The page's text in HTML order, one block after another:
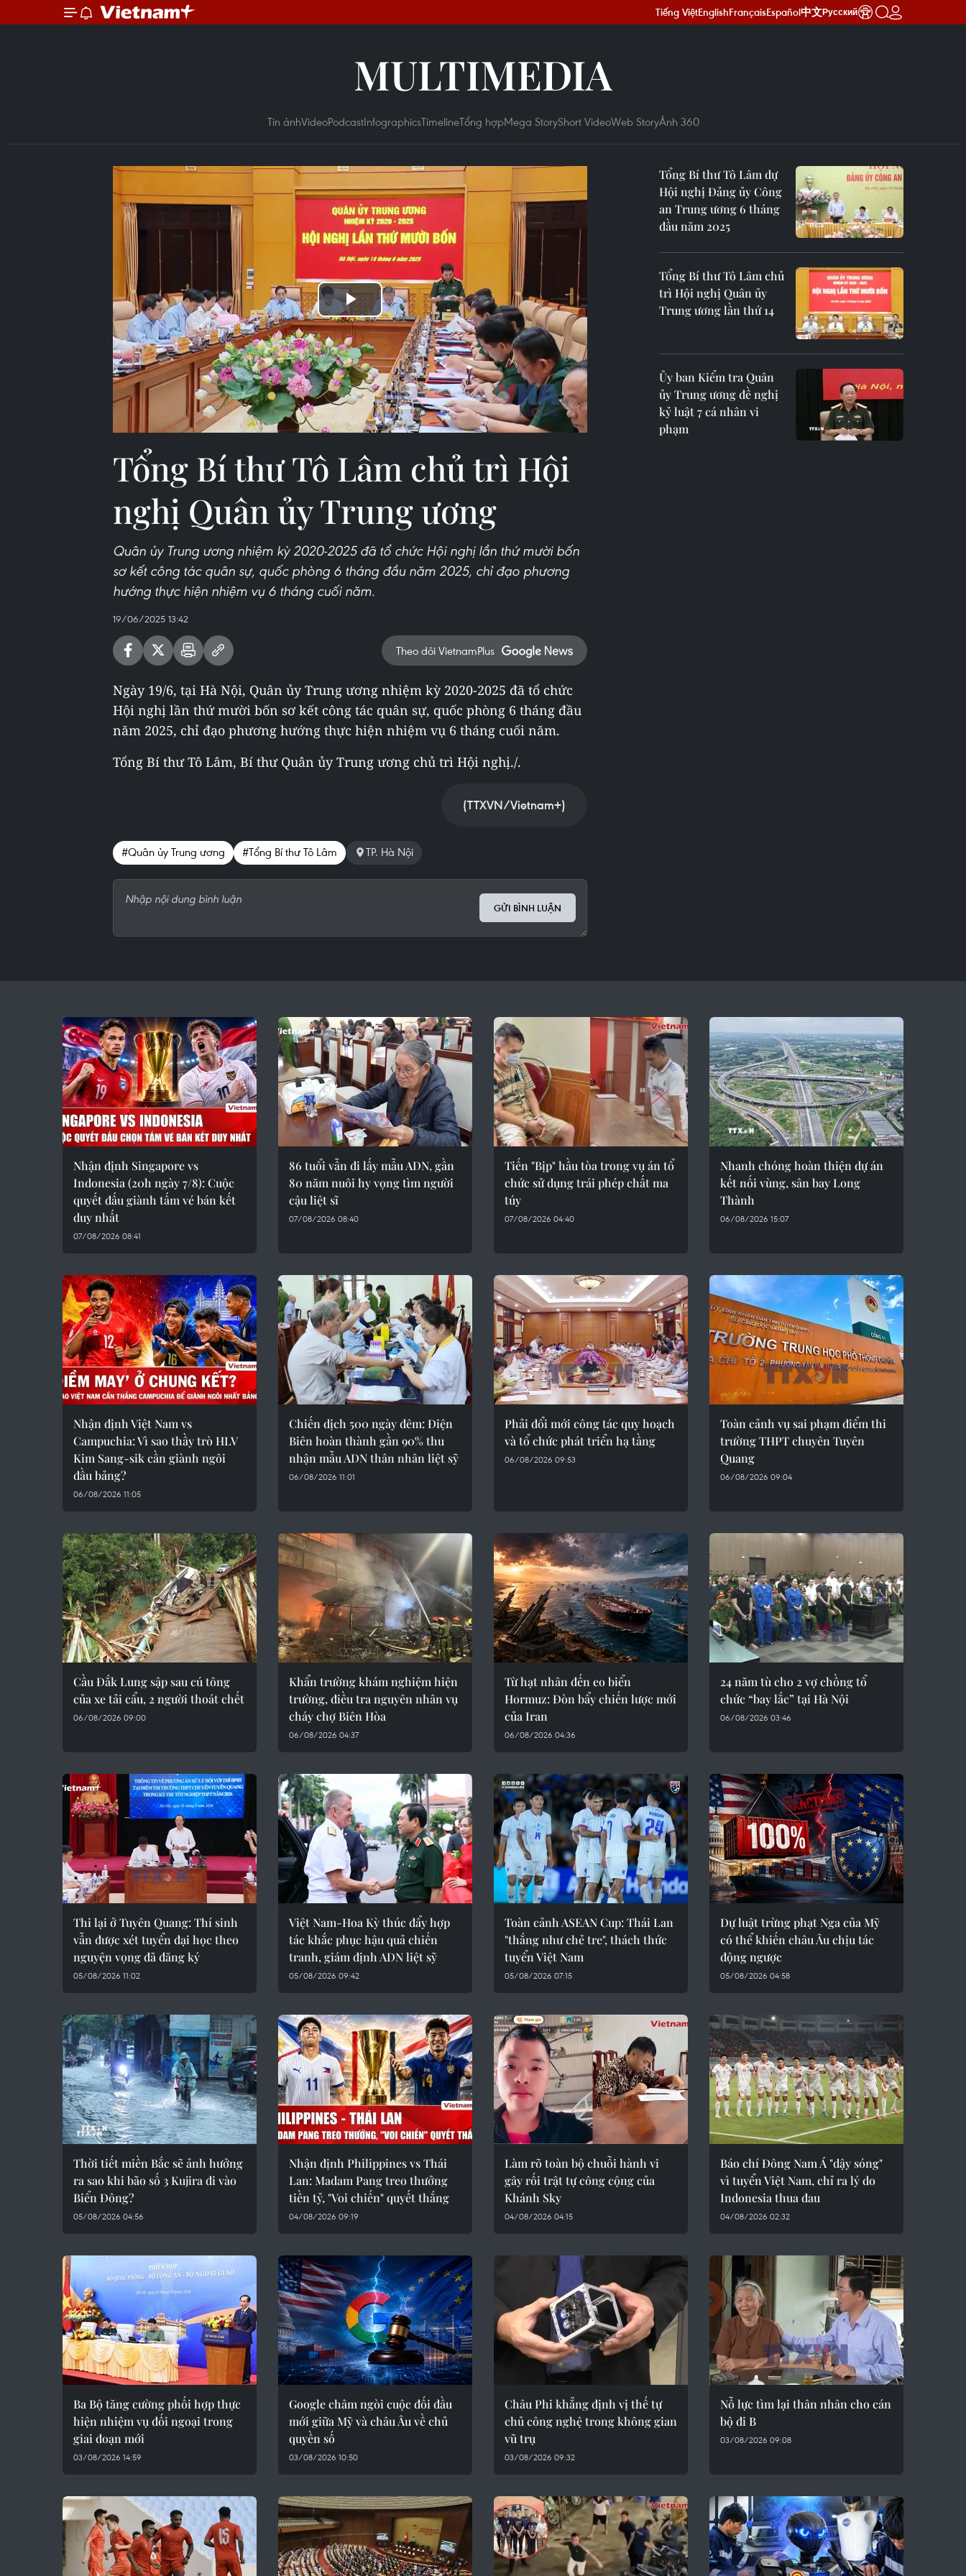
Tiếng ViệtEnglishFrançaisEspañol中文Русский
MULTIMEDIA
Tin ảnhVideoPodcastInfographicsTimelineTổng hợpMega StoryShort VideoWeb StoryẢnh 360
Play
Video
Tổng Bí thư Tô Lâm chủ trì Hội
nghị Quân ủy Trung ương
Quân ủy Trung ương nhiệm kỳ 2020-2025 đã tổ chức Hội nghị lần thứ mười bốn
sơ kết công tác quân sự, quốc phòng 6 tháng đầu năm 2025, chỉ đạo phương
hướng thực hiện nhiệm vụ 6 tháng cuối năm.
19/06/2025 13:42
Theo dõi VietnamPlus
Ngày 19/6, tại Hà Nội, Quân ủy Trung ương nhiệm kỳ 2020-2025 đã tổ chức
Hội nghị lần thứ mười bốn sơ kết công tác quân sự, quốc phòng 6 tháng đầu
năm 2025, chỉ đạo phương hướng thực hiện nhiệm vụ 6 tháng cuối năm.
Tổng Bí thư Tô Lâm, Bí thư Quân ủy Trung ương chủ trì Hội nghị./.
(TTXVN/Vietnam+)
#Quân ủy Trung ương #Tổng Bí thư Tô Lâm TP. Hà Nội
GỬI BÌNH LUẬN
Tổng Bí thư Tô Lâm dự
Hội nghị Đảng ủy Công
an Trung ương 6 tháng
đầu năm 2025
Tổng Bí thư Tô Lâm chủ
trì Hội nghị Quân ủy
Trung ương lần thứ 14
Ủy ban Kiểm tra Quân
ủy Trung ương đề nghị
kỷ luật 7 cá nhân vi
phạm
Nhận định Singapore vs
Indonesia (20h ngày 7/8): Cuộc
quyết đấu giành tấm vé bán kết
duy nhất
07/08/2026 08:41
86 tuổi vẫn đi lấy mẫu ADN, gần
80 năm nuôi hy vọng tìm người
cậu liệt sĩ
07/08/2026 08:40
Tiến "Bịp" hầu tòa trong vụ án tổ
chức sử dụng trái phép chất ma
túy
07/08/2026 04:40
Nhanh chóng hoàn thiện dự án
kết nối vùng, sân bay Long
Thành
06/08/2026 15:07
Nhận định Việt Nam vs
Campuchia: Vì sao thầy trò HLV
Kim Sang-sik cần giành ngôi
đầu bảng?
06/08/2026 11:05
Chiến dịch 500 ngày đêm: Điện
Biên hoàn thành gần 90% thu
nhận mẫu ADN thân nhân liệt sỹ
06/08/2026 11:01
Phải đổi mới công tác quy hoạch
và tổ chức phát triển hạ tầng
06/08/2026 09:53
Toàn cảnh vụ sai phạm điểm thi
trường THPT chuyên Tuyên
Quang
06/08/2026 09:04
Cầu Đắk Lung sập sau cú tông
của xe tải cẩu, 2 người thoát chết
06/08/2026 09:00
Khẩn trường khám nghiệm hiện
trường, điều tra nguyên nhân vụ
cháy chợ Biên Hòa
06/08/2026 04:37
Từ hạt nhân đến eo biển
Hormuz: Đòn bẩy chiến lược mới
của Iran
06/08/2026 04:36
24 năm tù cho 2 vợ chồng tổ
chức “bay lắc” tại Hà Nội
06/08/2026 03:46
Thi lại ở Tuyên Quang: Thí sinh
vẫn được xét tuyển đại học theo
nguyện vọng đã đăng ký
05/08/2026 11:02
Việt Nam-Hoa Kỳ thúc đẩy hợp
tác khắc phục hậu quả chiến
tranh, giám định ADN liệt sỹ
05/08/2026 09:42
Toàn cảnh ASEAN Cup: Thái Lan
"thắng như chẻ tre", thách thức
tuyển Việt Nam
05/08/2026 07:15
Dự luật trừng phạt Nga của Mỹ
có thể khiến châu Âu chịu tác
động ngược
05/08/2026 04:58
Thời tiết miền Bắc sẽ ảnh hưởng
ra sao khi bão số 3 Kujira đi vào
Biển Đông?
05/08/2026 04:56
Nhận định Philippines vs Thái
Lan: Madam Pang treo thưởng
tiền tỷ, "Voi chiến" quyết thắng
04/08/2026 09:19
Làm rõ toàn bộ chuỗi hành vi
gây rối trật tự công cộng của
Khánh Sky
04/08/2026 04:15
Báo chí Đông Nam Á "dậy sóng"
vì tuyển Việt Nam, chỉ ra lý do
Indonesia thua đau
04/08/2026 02:32
Ba Bộ tăng cường phối hợp thực
hiện nhiệm vụ đối ngoại trong
giai đoạn mới
03/08/2026 14:59
Google châm ngòi cuộc đối đầu
mới giữa Mỹ và châu Âu về chủ
quyền số
03/08/2026 10:50
Châu Phi khẳng định vị thế tự
chủ công nghệ trong không gian
vũ trụ
03/08/2026 09:32
Nỗ lực tìm lại thân nhân cho cán
bộ đi B
03/08/2026 09:08